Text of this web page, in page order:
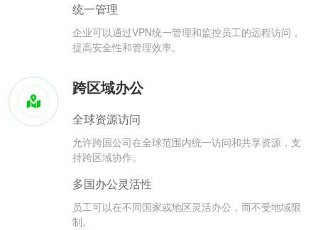
统一管理
企业可以通过VPN统一管理和监控员工的远程访问，
提高安全性和管理效率。
跨区域办公
全球资源访问
允许跨国公司在全球范围内统一访问和共享资源，支
持跨区域协作。
多国办公灵活性
员工可以在不同国家或地区灵活办公，而不受地域限
制。